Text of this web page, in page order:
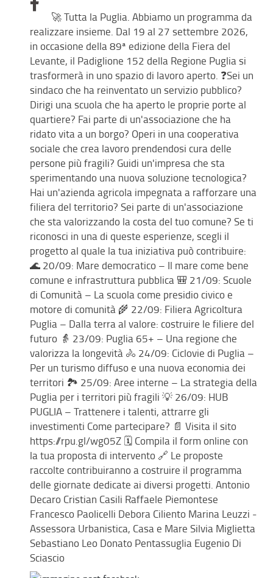
🚀 Tutta la Puglia. Abbiamo un programma da
realizzare insieme. Dal 19 al 27 settembre 2026,
in occasione della 89ª edizione della Fiera del
Levante, il Padiglione 152 della Regione Puglia si
trasformerà in uno spazio di lavoro aperto. ❓Sei un
sindaco che ha reinventato un servizio pubblico?
Dirigi una scuola che ha aperto le proprie porte al
quartiere? Fai parte di un'associazione che ha
ridato vita a un borgo? Operi in una cooperativa
sociale che crea lavoro prendendosi cura delle
persone più fragili? Guidi un'impresa che sta
sperimentando una nuova soluzione tecnologica?
Hai un'azienda agricola impegnata a rafforzare una
filiera del territorio? Sei parte di un'associazione
che sta valorizzando la costa del tuo comune? Se ti
riconosci in una di queste esperienze, scegli il
progetto al quale la tua iniziativa può contribuire:
🌊 20/09: Mare democratico – Il mare come bene
comune e infrastruttura pubblica 🎒 21/09: Scuole
di Comunità – La scuola come presidio civico e
motore di comunità 🌾 22/09: Filiera Agricoltura
Puglia – Dalla terra al valore: costruire le filiere del
futuro 👵 23/09: Puglia 65+ – Una regione che
valorizza la longevità 🚴 24/09: Ciclovie di Puglia –
Per un turismo diffuso e una nuova economia dei
territori 🏞️ 25/09: Aree interne – La strategia della
Puglia per i territori più fragili 💡 26/09: HUB
PUGLIA – Trattenere i talenti, attrarre gli
investimenti Come partecipare? 📄 Visita il sito
https://rpu.gl/wg05Z 🗓️ Compila il form online con
la tua proposta di intervento 🔗 Le proposte
raccolte contribuiranno a costruire il programma
delle giornate dedicate ai diversi progetti. Antonio
Decaro Cristian Casili Raffaele Piemontese
Francesco Paolicelli Debora Ciliento Marina Leuzzi -
Assessora Urbanistica, Casa e Mare Silvia Miglietta
Sebastiano Leo Donato Pentassuglia Eugenio Di
Sciascio